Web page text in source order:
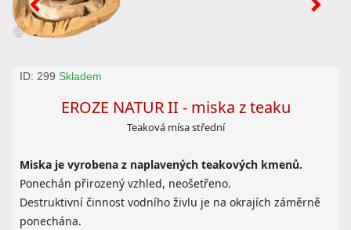
ID: 299 Skladem
EROZE NATUR II - miska z teaku
Teaková mísa střední
Miska je vyrobena z naplavených teakových kmenů.
Ponechán přirozený vzhled, neošetřeno.
Destruktivní činnost vodního živlu je na okrajích záměrně
ponechána.